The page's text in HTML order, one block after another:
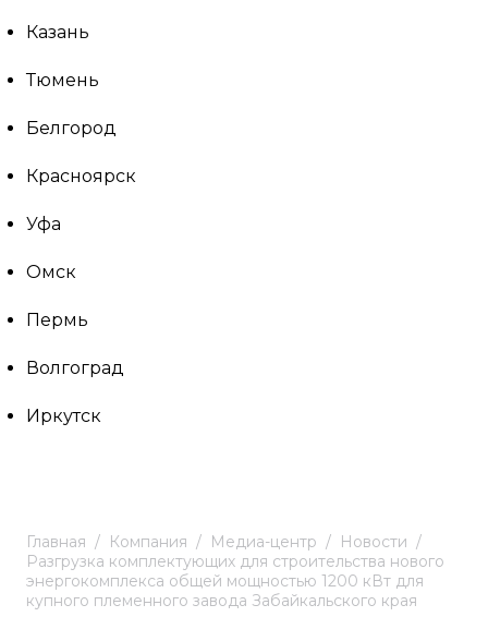
Казань
Тюмень
Белгород
Красноярск
Уфа
Омск
Пермь
Волгоград
Иркутск
Главная Компания Медиа-центр
Новости
Разгрузка комплектующих для строительства нового
энергокомплекса общей мощностью 1200 кВт для
купного племенного завода Забайкальского края